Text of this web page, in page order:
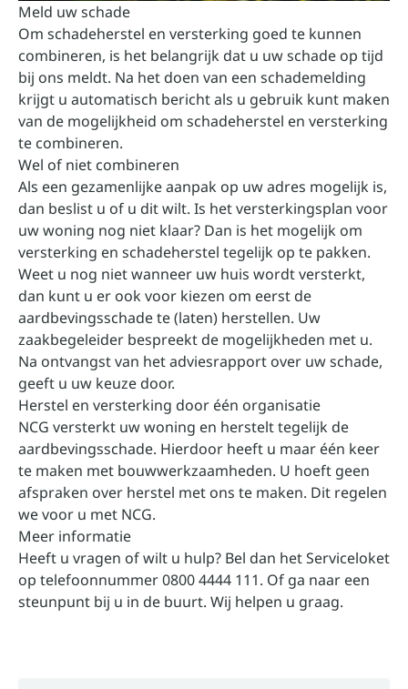
Meld uw schade
Om schadeherstel en versterking goed te kunnen
combineren, is het belangrijk dat u uw schade op tijd
bij ons meldt. Na het doen van een schademelding
krijgt u automatisch bericht als u gebruik kunt maken
van de mogelijkheid om schadeherstel en versterking
te combineren.
Wel of niet combineren
Als een gezamenlijke aanpak op uw adres mogelijk is,
dan beslist u of u dit wilt. Is het versterkingsplan voor
uw woning nog niet klaar? Dan is het mogelijk om
versterking en schadeherstel tegelijk op te pakken.
Weet u nog niet wanneer uw huis wordt versterkt,
dan kunt u er ook voor kiezen om eerst de
aardbevingsschade te (laten) herstellen. Uw
zaakbegeleider bespreekt de mogelijkheden met u.
Na ontvangst van het adviesrapport over uw schade,
geeft u uw keuze door.
Herstel en versterking door één organisatie
NCG versterkt uw woning en herstelt tegelijk de
aardbevingsschade. Hierdoor heeft u maar één keer
te maken met bouwwerkzaamheden. U hoeft geen
afspraken over herstel met ons te maken. Dit regelen
we voor u met NCG.
Meer informatie
Heeft u vragen of wilt u hulp? Bel dan het Serviceloket
op telefoonnummer 0800 4444 111. Of ga naar een
steunpunt bij u in de buurt. Wij helpen u graag.